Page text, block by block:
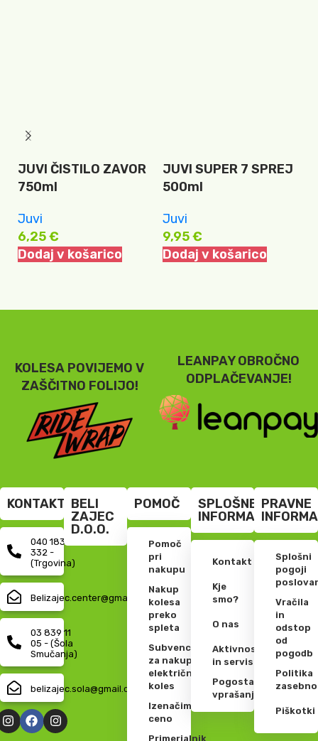
JUVI ČISTILO ZAVOR
750ml
Juvi
6,25€
Dodaj v košarico
JUVI SUPER 7 SPREJ
500ml
Juvi
9,95€
Dodaj v košarico
KOLESA POVIJEMO V
ZAŠČITNO FOLIJO!
LEANPAY OBROČNO
ODPLAČEVANJE!
KONTAKT
040 183
332 -
(Trgovina)
Belizajec.center@gmail.com
03 839 11
05 - (Šola
Smučanja)
belizajec.sola@gmail.com
BELI
ZAJEC
D.O.O.
POMOČ
Pomoč
pri
nakupu
Nakup
kolesa
preko
spleta
Subvencije
za nakup
električnih
koles
Izenačimo
ceno
Primerjalnik
SPLOŠNE
INFORMACIJE
Kontakt
Kje
smo?
O nas
Aktivnosti
in servis
Pogosta
vprašanja
PRAVNE
Splošni
pogoji
Vračila
in
odstop
od
pogodb
Politika
Piškotki